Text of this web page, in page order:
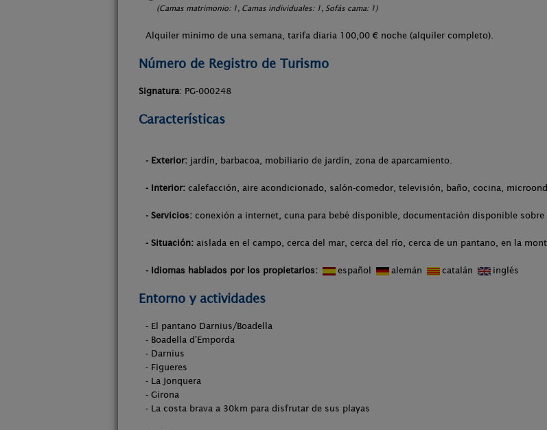
(Camas matrimonio: 1, Camas individuales: 1, Sofás cama: 1)
Alquiler minimo de una semana, tarifa diaria 100,00 € noche (alquiler completo).
Número de Registro de Turismo
Signatura: PG-000248
Características
- Exterior: jardín, barbacoa, mobiliario de jardín, zona de aparcamiento.
- Interior: calefacción, aire acondicionado, salón-comedor, televisión, baño, cocina,
- Servicios: conexión a internet, cuna para bebé disponible, documentación disponible sobre
- Situación: aislada en el campo, cerca del mar, cerca del río, cerca de un pantano, en la
- Idiomas hablados por los propietarios: español alemán catalán inglés
Entorno y actividades
- El pantano Darnius/Boadella
- Boadella d'Emporda
- Darnius
- Figueres
- La Jonquera
- Girona
- La costa brava a 30km para disfrutar de sus playas